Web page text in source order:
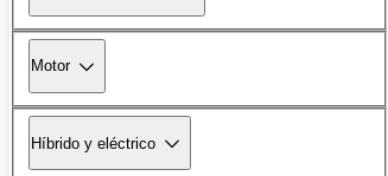
Motor
Híbrido y eléctrico